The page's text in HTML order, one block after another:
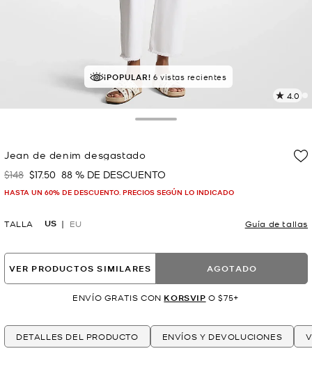
¡POPULAR! 6 vistas recientes
4.0
7
Jean de denim desgastado
Era
$148 Ahora
$17.50 88 % DE DESCUENTO
HASTA UN 60% DE DESCUENTO. PRECIOS SEGÚN LO INDICADO
TALLA US EU Guía de tallas
VER PRODUCTOS SIMILARES AGOTADO
ENVÍO GRATIS CON KORSVIP O $75+
DETALLES DEL PRODUCTO ENVÍOS Y DEVOLUCIONES